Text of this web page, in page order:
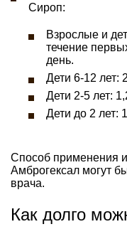
Сироп:
Взрослые и
течение
день.
Дети 6-12 лет:
Дети 2-5 лет:
Дети до 2 лет:
Способ применения
Амброгексал могут
врача.
Как долго